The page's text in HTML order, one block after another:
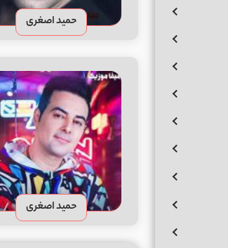
حمید اصغری
حمید اصغری